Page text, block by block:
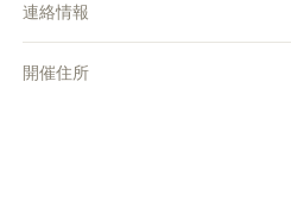
連絡情報
開催住所